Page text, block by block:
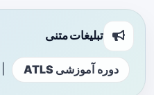
تبلیغات متنی
دوره آموزشی ATLS